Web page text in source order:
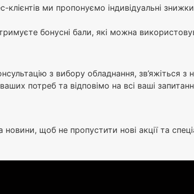
клієнтів ми пропонуємо індивідуальні
бонусні бали, які можна
з вибору обладнання,
потреб та відповімо на всі ваші
щоб не пропустити нові акції та